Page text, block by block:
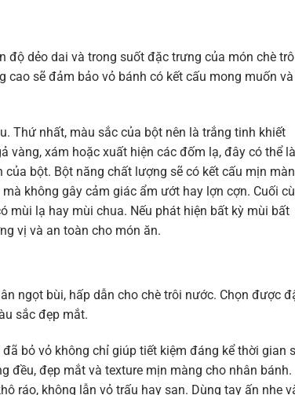
độ dẻo dai và trong suốt đặc trưng của món chè
sẽ đảm bảo vỏ bánh có kết cấu mong muốn và
Thứ nhất, màu sắc của bột nên là trắng tinh khiết
vàng, xám hoặc xuất hiện các đốm lạ, đây có thể là
bột. Bột năng chất lượng sẽ có kết cấu mịn
không gây cảm giác ẩm ướt hay lợn cợn. Cuối
mùi lạ hay mùi chua. Nếu phát hiện bất kỳ mùi bất
vị và an toàn cho món ăn.
ngọt bùi, hấp dẫn cho chè trôi nước. Chọn được
sắc đẹp mắt.
bỏ vỏ không chỉ giúp tiết kiệm đáng kể thời gian
đều, đẹp mắt và texture mịn màng cho nhân bánh.
ráo, không lẫn vỏ trấu hay sạn. Dùng tay ấn nhẹ